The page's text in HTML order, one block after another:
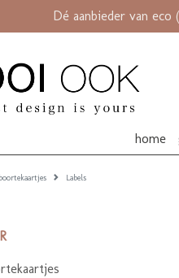
Dé aanbieder van
home
Labels